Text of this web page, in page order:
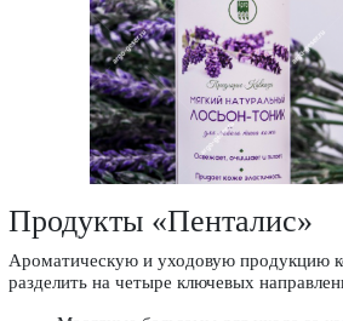
Продукты «Пенталис»
Ароматическую и уходовую продукцию
разделить на четыре ключевых